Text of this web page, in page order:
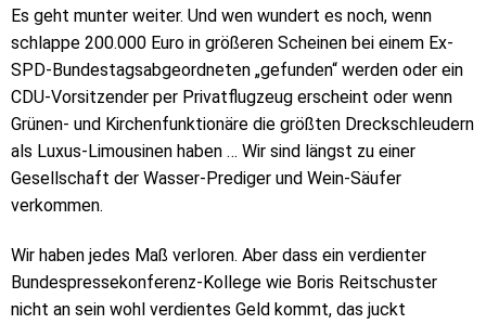
Es geht munter weiter. Und wen wundert es noch, wenn
schlappe 200.000 Euro in größeren Scheinen bei einem Ex-
SPD-Bundestagsabgeordneten „gefunden“ werden oder ein
CDU-Vorsitzender per Privatflugzeug erscheint oder wenn
Grünen- und Kirchenfunktionäre die größten Dreckschleudern
als Luxus-Limousinen haben … Wir sind längst zu einer
Gesellschaft der Wasser-Prediger und Wein-Säufer
verkommen.
Wir haben jedes Maß verloren. Aber dass ein verdienter
Bundespressekonferenz-Kollege wie Boris Reitschuster
nicht an sein wohl verdientes Geld kommt, das juckt